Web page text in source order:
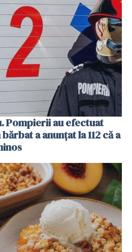
Pompierii au efectuat
a anunțat la 112 că a